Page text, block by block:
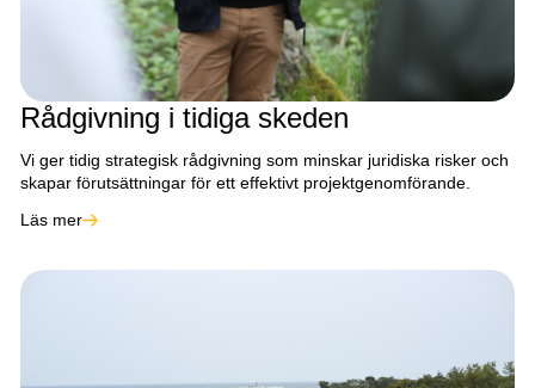
Rådgivning i tidiga skeden
Vi ger tidig strategisk rådgivning som minskar juridiska risker och
skapar förutsättningar för ett effektivt projektgenomförande.
Läs mer